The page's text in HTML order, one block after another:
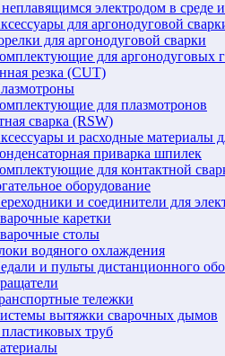
электродом в среде
для аргонодуговой
для аргонодуговой сварки
для аргонодуговых
резка (CUT)
для плазмотронов
сварка (RSW)
и расходные материалы
приварка шпилек
для контактной
оборудование
и соединители для
каретки
столы
водяного охлаждения
и пульты дистанционного
тележки
вытяжки сварочных дымов
труб